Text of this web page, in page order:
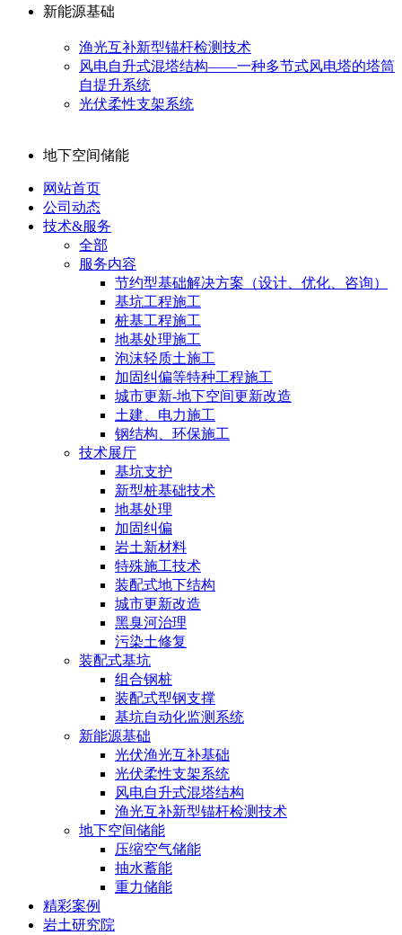
新能源基础
渔光互补新型锚杆检测技术
风电自升式混塔结构——一种多节式风电塔的塔筒
自提升系统
光伏柔性支架系统
地下空间储能
网站首页
公司动态
技术&服务
全部
服务内容
节约型基础解决方案（设计、优化、咨询）
基坑工程施工
桩基工程施工
地基处理施工
泡沫轻质土施工
加固纠偏等特种工程施工
城市更新-地下空间更新改造
土建、电力施工
钢结构、环保施工
技术展厅
基坑支护
新型桩基础技术
地基处理
加固纠偏
岩土新材料
特殊施工技术
装配式地下结构
城市更新改造
黑臭河治理
污染土修复
装配式基坑
组合钢桩
装配式型钢支撑
基坑自动化监测系统
新能源基础
光伏渔光互补基础
光伏柔性支架系统
风电自升式混塔结构
渔光互补新型锚杆检测技术
地下空间储能
压缩空气储能
抽水蓄能
重力储能
精彩案例
岩土研究院